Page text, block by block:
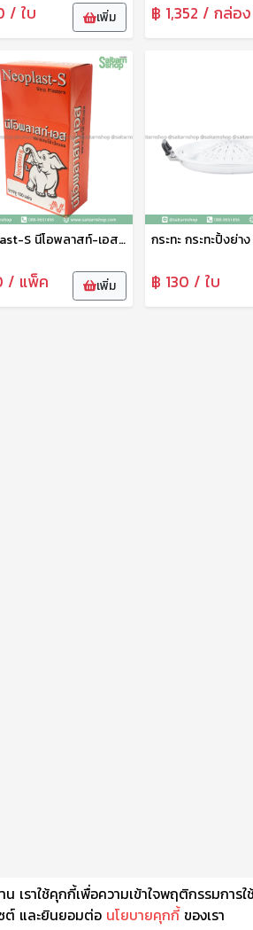
/ ใบ เพิ่ม ฿ 1,352 / กล่อง
Neoplast-S นีโอพลาสท์-เอส พลาสเตอร์ยา พลาสเตอร์ผ้า ปิดแผล พลาสเตอร์ผ้าปิดแผล สีเนื้อ
/ แพ็ค เพิ่ม ฿ 130 / ใบ
าใช้คุกกี้เพื่อความเข้าใจพฤติกรรมการ
ต์ และยินยอมต่อ นโยบายคุกกี้ของเรา